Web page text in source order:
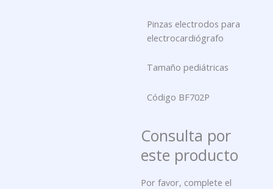
Pinzas electrodos para
electrocardiógrafo
Tamaño pediátricas
Código BF702P
Consulta por
este producto
Por favor, complete el